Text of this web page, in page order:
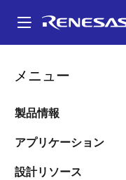
ン
メニュー
製品情報
アプリケーション
設計リソース
パ
ン
く
ず
産学官連携での省電力化
産学官連
ータアー
開発